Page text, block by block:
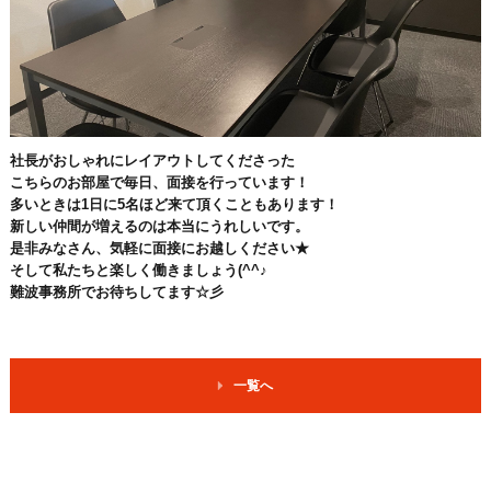
社長がおしゃれにレイアウトしてくださった
こちらのお部屋で毎日、面接を行っています！
多いときは1日に5名ほど来て頂くこともあります！
新しい仲間が増えるのは本当にうれしいです。
是非みなさん、気軽に面接にお越しください★
そして私たちと楽しく働きましょう(^^♪
難波事務所でお待ちしてます☆彡
一覧へ